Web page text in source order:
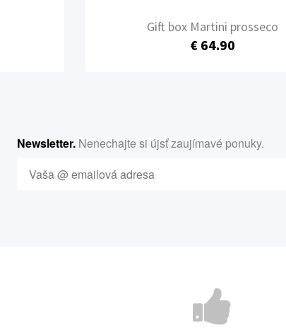
Gift box Martini prosseco
€ 64.90
Newsletter.Nenechajte si újsť zaujímavé ponuky.